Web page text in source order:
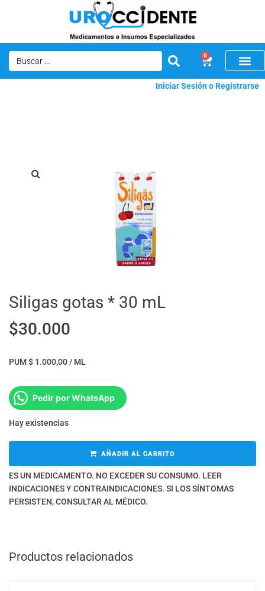
0
Iniciar Sesión o Registrarse
Siligas gotas * 30 mL
$30.000
PUM $ 1.000,00 / ML
Pedir por WhatsApp
Hay existencias
AÑADIR AL CARRITO
ES UN MEDICAMENTO. NO EXCEDER SU CONSUMO. LEER
INDICACIONES Y CONTRAINDICACIONES. SI LOS SÍNTOMAS
PERSISTEN, CONSULTAR AL MÉDICO.
Productos relacionados